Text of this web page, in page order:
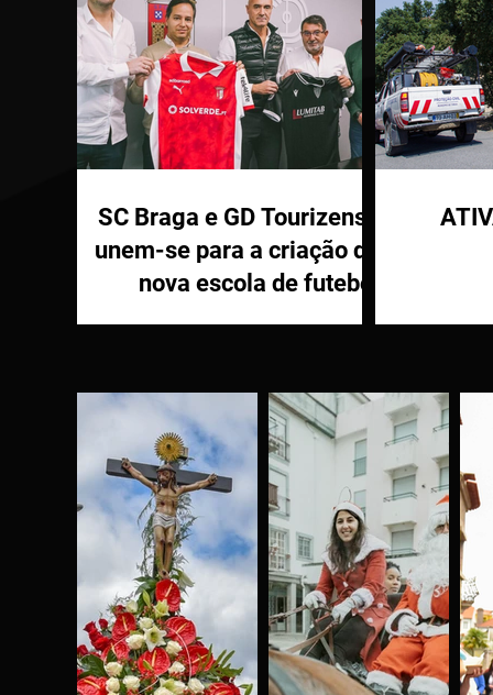
SC Braga e GD Tourizense
unem-se para a criação de
nova escola de futebol